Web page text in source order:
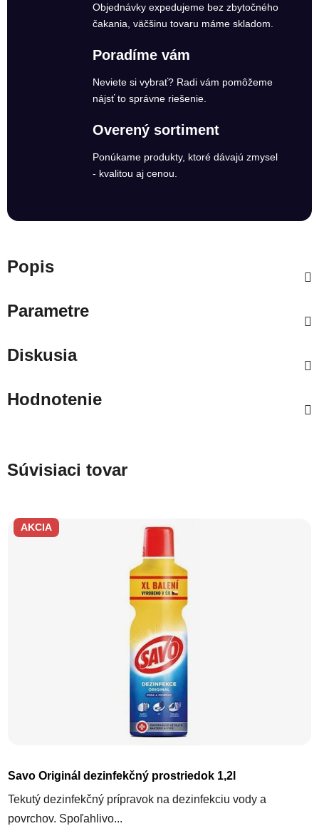
Objednávky expedujeme bez zbytočného
čakania, väčšinu tovaru máme skladom.
Poradíme vám
Neviete si vybrať? Radi vám pomôžeme
nájsť to správne riešenie.
Overený sortiment
Ponúkame produkty, ktoré dávajú zmysel
- kvalitou aj cenou.
Popis
Parametre
Diskusia
Hodnotenie
Súvisiaci tovar
AKCIA
Savo Originál dezinfekčný prostriedok 1,2l
Tekutý dezinfekčný prípravok na dezinfekciu vody a
povrchov. Spoľahlivo...